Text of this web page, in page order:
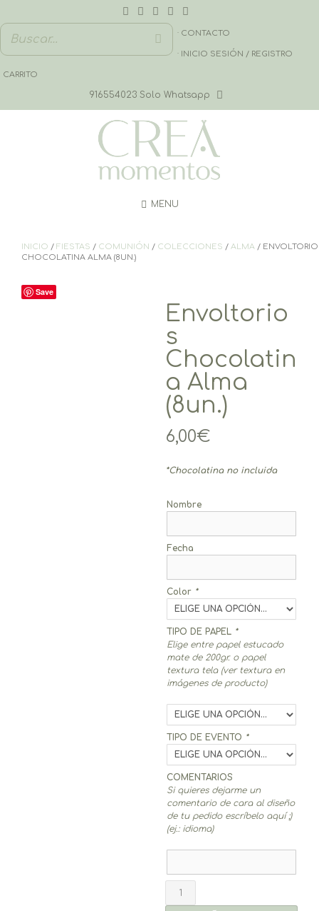
· CONTACTO
· INICIO SESIÓN / REGISTRO
CARRITO
916554023 Solo Whatsapp
MENU
INICIO / FIESTAS / COMUNIÓN / COLECCIONES / ALMA /
CHOCOLATINA ALMA (8UN.)
Save
Envoltorio
s
Chocolatin
a Alma
(8un.)
6,00€
*Chocolatina no incluida
Nombre
Fecha
Color *
TIPO DE PAPEL *
Elige entre papel estucado
mate de 200gr. o papel
textura tela (ver textura en
imágenes de producto)
TIPO DE EVENTO *
COMENTARIOS
Si quieres dejarme un
comentario de cara al diseño
de tu pedido escríbelo aquí ;)
(ej.: idioma)
Chocolatina